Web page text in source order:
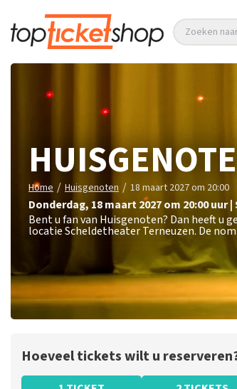
Zoeken
Home / Huisgenoten / 18 maart 2027 om 20:00
donderdag, 18 maart 2027 om 20:00uur|
Bent u fan van Huisgenoten? Dan heeft u
locatie Scheldetheater Terneuzen. De
Hoeveel tickets wilt u